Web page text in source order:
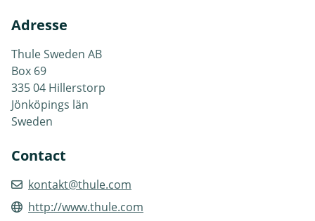
Adresse
Thule Sweden AB
Box 69
335 04 Hillerstorp
Jönköpings län
Sweden
Contact
kontakt@thule.com
http://www.thule.com